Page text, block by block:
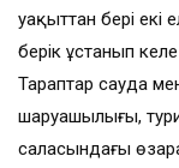
уақыттан бері екі
берік ұстанып
Тараптар сауда
шаруашылығы,
саласындағы